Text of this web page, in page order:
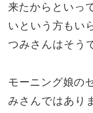
来たからといっ
いという方もい
つみさんはそう
モーニング娘の
みさんではあり